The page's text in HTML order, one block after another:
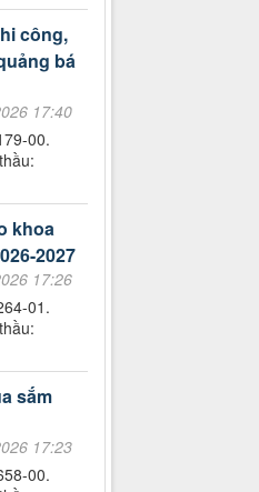
công,
bá
17:40
00.
khoa
2027
17:26
01.
sắm
17:23
00.